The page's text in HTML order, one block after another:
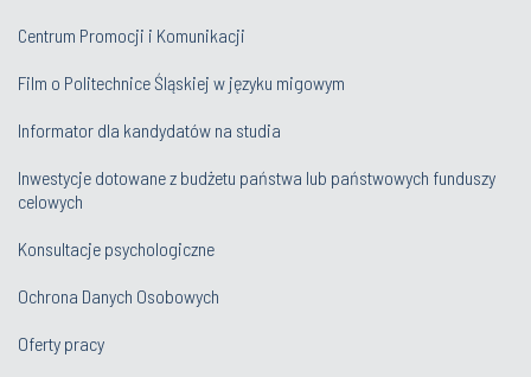
Centrum Promocji i Komunikacji
Film o Politechnice Śląskiej w języku migowym
Informator dla kandydatów na studia
Inwestycje dotowane z budżetu państwa lub państwowych funduszy
celowych
Konsultacje psychologiczne
Ochrona Danych Osobowych
Oferty pracy